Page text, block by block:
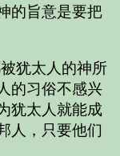
的旨意是要把
犹太人的神所
的习俗不感兴
犹太人就能成
人，只要他们